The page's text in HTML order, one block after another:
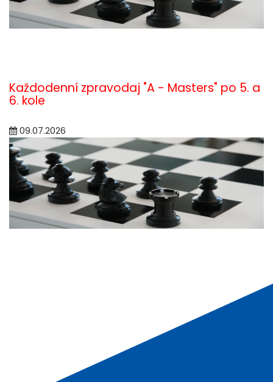
Každodenní zpravodaj "A - Masters" po 5. a
6. kole
09.07.2026